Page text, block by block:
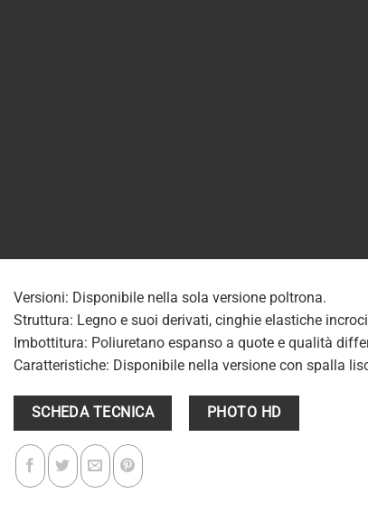
Versioni: Disponibile nella sola versione poltrona.
Struttura: Legno e suoi derivati, cinghie elastiche
Imbottitura: Poliuretano espanso a quote e qualità
Caratteristiche: Disponibile nella versione con spalla
SCHEDA TECNICA PHOTO HD